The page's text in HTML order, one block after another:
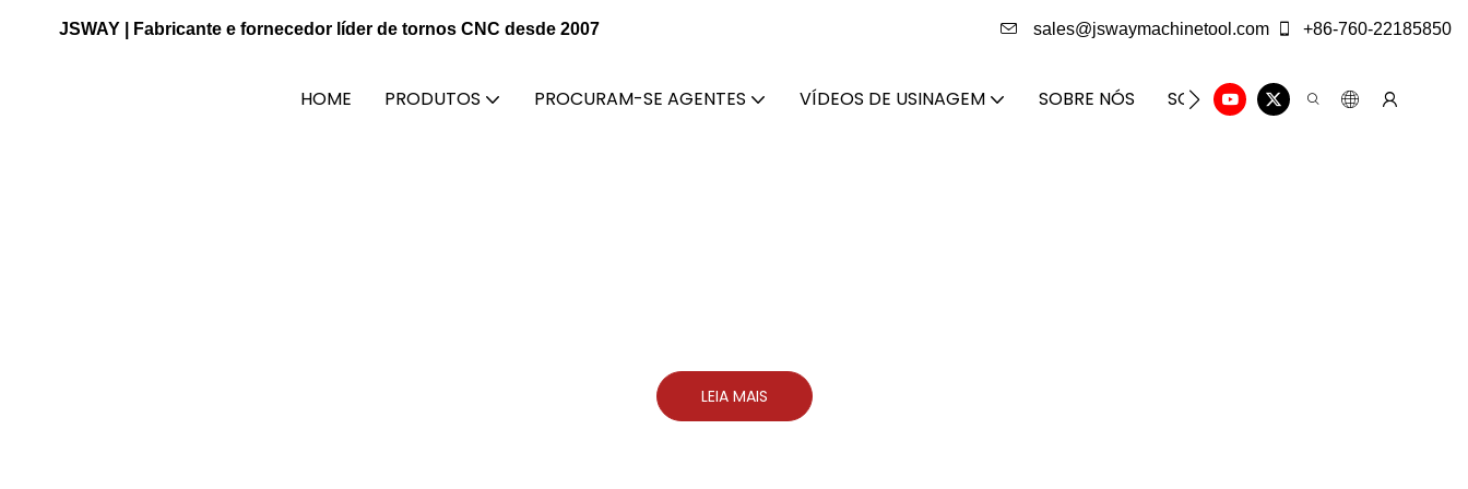
JSWAY | Fabricante e fornecedor líder de tornos CNC desde 2007 sales@jswaymachinetool.com +86-760-22185850
HOME PRODUTOS PROCURAM-SE AGENTES VÍDEOS DE USINAGEM SOBRE NÓS SOLUÇÃO CENTRO DE
LEIA MAIS